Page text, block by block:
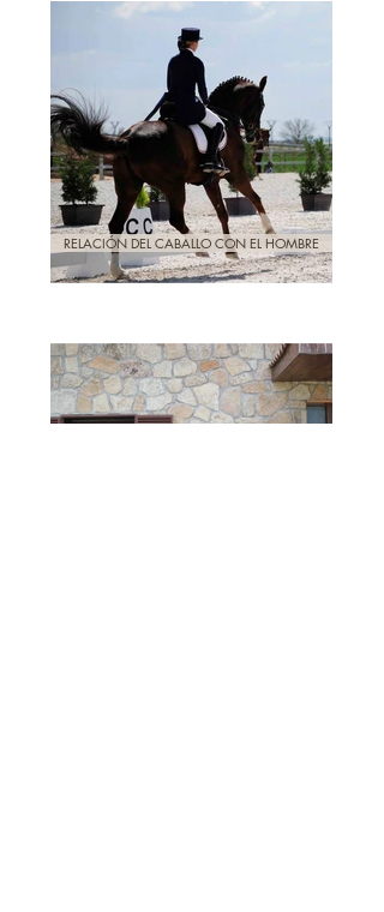
RELACIÓN DEL CABALLO CON EL HOMBRE